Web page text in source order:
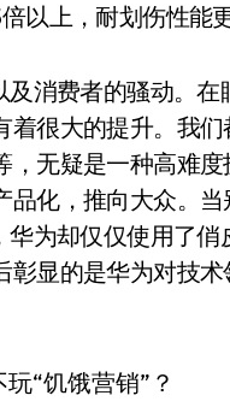
以上，耐划伤性能更
消费者的骚动。在
很大的提升。我
无疑是一种高难
化，推向大众。
为却仅仅使用了俏
显的是华为对技术